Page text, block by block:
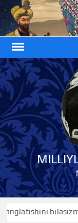
Skip
to
content
bilasizmi